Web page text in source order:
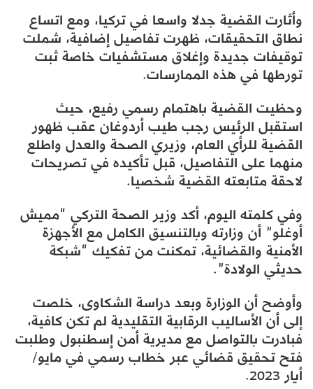
وأثارت القضية جدلا واسعا في تركيا، ومع اتساع
نطاق التحقيقات، ظهرت تفاصيل إضافية، شملت
توقيفات جديدة وإغلاق مستشفيات خاصة ثبت
تورطها في هذه الممارسات.
وحظيت القضية باهتمام رسمي رفيع، حيث
استقبل الرئيس رجب طيب أردوغان عقب ظهور
القضية للرأي العام، وزيري الصحة والعدل واطلع
منهما على التفاصيل، قبل تأكيده في تصريحات
لاحقة متابعته القضية شخصيا.
وفي كلمته اليوم، أكد وزير الصحة التركي “مميش
أوغلو” أن وزارته وبالتنسيق الكامل مع الأجهزة
الأمنية والقضائية، تمكنت من تفكيك “شبكة
حديثي الولادة”.
وأوضح أن الوزارة وبعد دراسة الشكاوى، خلصت
إلى أن الأساليب الرقابية التقليدية لم تكن كافية،
فبادرت بالتواصل مع مديرية أمن إسطنبول وطلبت
فتح تحقيق قضائي عبر خطاب رسمي في مايو/
أيار 2023.